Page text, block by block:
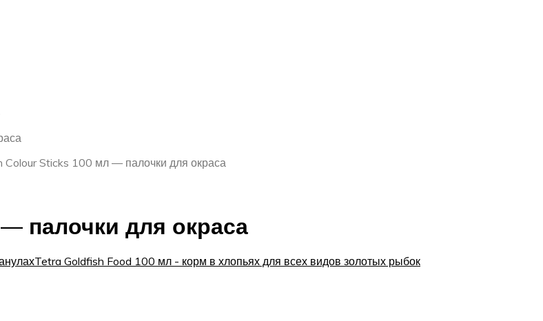
Colour Sticks 100 мл — палочки для окраса
палочки для окраса
Tetra Goldfish Food 100 мл - корм в хлопьях для всех видов золотых рыбок